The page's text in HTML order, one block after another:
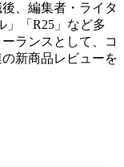
、編集者・ライタ
」「R25」など多
ランスとして、コ
新商品レビューを